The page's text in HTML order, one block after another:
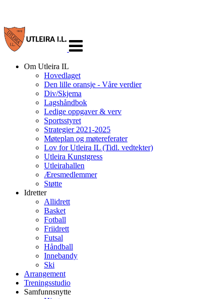
navigasjon
Om Utleira IL
Hovedlaget
Den lille oransje - Våre verdier
Div/Skjema
Lagshåndbok
Ledige oppgaver & verv
Sportsstyret
Strategier 2021-2025
Møteplan og møtereferater
Lov for Utleira IL (Tidl. vedtekter)
Utleira Kunstgress
Utleirahallen
Æresmedlemmer
Støtte
Idretter
Allidrett
Basket
Fotball
Friidrett
Futsal
Håndball
Innebandy
Ski
Arrangement
Treningsstudio
Samfunnsnytte